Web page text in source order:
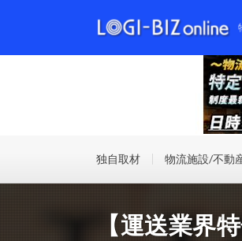
独自取材 物流施設/不動
【運送業界